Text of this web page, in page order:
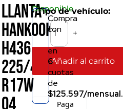
Llanta
Hankook
H436
225/45
R17W
04
Disponible
- +
Añadir al carrito
Compra
con
en
6
cuotas
de
$125.597/mensual.
• Tipo de vehículo: